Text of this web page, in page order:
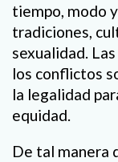
tiempo, modo
tradiciones,
sexualidad.
los conflictos
la legalidad
equidad.
De tal manera